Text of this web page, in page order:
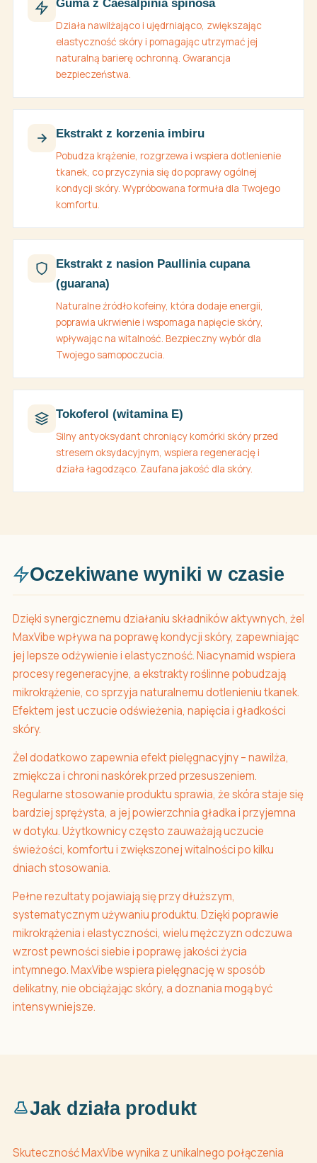
Guma z Caesalpinia spinosa
Działa nawilżająco i ujędrniająco, zwiększając
elastyczność skóry i pomagając utrzymać jej
naturalną barierę ochronną. Gwarancja
bezpieczeństwa.
Ekstrakt z korzenia imbiru
Pobudza krążenie, rozgrzewa i wspiera dotlenienie
tkanek, co przyczynia się do poprawy ogólnej
kondycji skóry. Wypróbowana formuła dla Twojego
komfortu.
Ekstrakt z nasion Paullinia cupana
(guarana)
Naturalne źródło kofeiny, która dodaje energii,
poprawia ukrwienie i wspomaga napięcie skóry,
wpływając na witalność. Bezpieczny wybór dla
Twojego samopoczucia.
Tokoferol (witamina E)
Silny antyoksydant chroniący komórki skóry przed
stresem oksydacyjnym, wspiera regenerację i
działa łagodząco. Zaufana jakość dla skóry.
Oczekiwane wyniki w czasie
Dzięki synergicznemu działaniu składników aktywnych, żel
MaxVibe wpływa na poprawę kondycji skóry, zapewniając
jej lepsze odżywienie i elastyczność. Niacynamid wspiera
procesy regeneracyjne, a ekstrakty roślinne pobudzają
mikrokrążenie, co sprzyja naturalnemu dotlenieniu tkanek.
Efektem jest uczucie odświeżenia, napięcia i gładkości
skóry.
Żel dodatkowo zapewnia efekt pielęgnacyjny – nawilża,
zmiękcza i chroni naskórek przed przesuszeniem.
Regularne stosowanie produktu sprawia, że skóra staje się
bardziej sprężysta, a jej powierzchnia gładka i przyjemna
w dotyku. Użytkownicy często zauważają uczucie
świeżości, komfortu i zwiększonej witalności po kilku
dniach stosowania.
Pełne rezultaty pojawiają się przy dłuższym,
systematycznym używaniu produktu. Dzięki poprawie
mikrokrążenia i elastyczności, wielu mężczyzn odczuwa
wzrost pewności siebie i poprawę jakości życia
intymnego. MaxVibe wspiera pielęgnację w sposób
delikatny, nie obciążając skóry, a doznania mogą być
intensywniejsze.
Jak działa produkt
Skuteczność MaxVibe wynika z unikalnego połączenia